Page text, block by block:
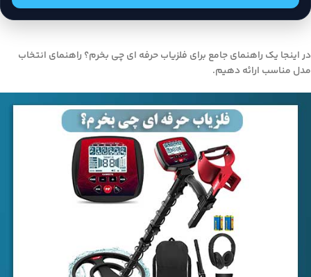
در اینجا یک راهنمای جامع برای فلزیاب حرفه‌ ای چی بخرم؟ راهنمای انتخاب
مدل مناسب ارائه دهیم.